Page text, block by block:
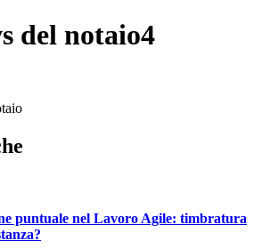
del notaio4
puntuale nel Lavoro Agile: timbratura